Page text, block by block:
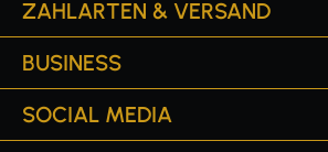
ZAHLARTEN & VERSAND
BUSINESS
SOCIAL MEDIA